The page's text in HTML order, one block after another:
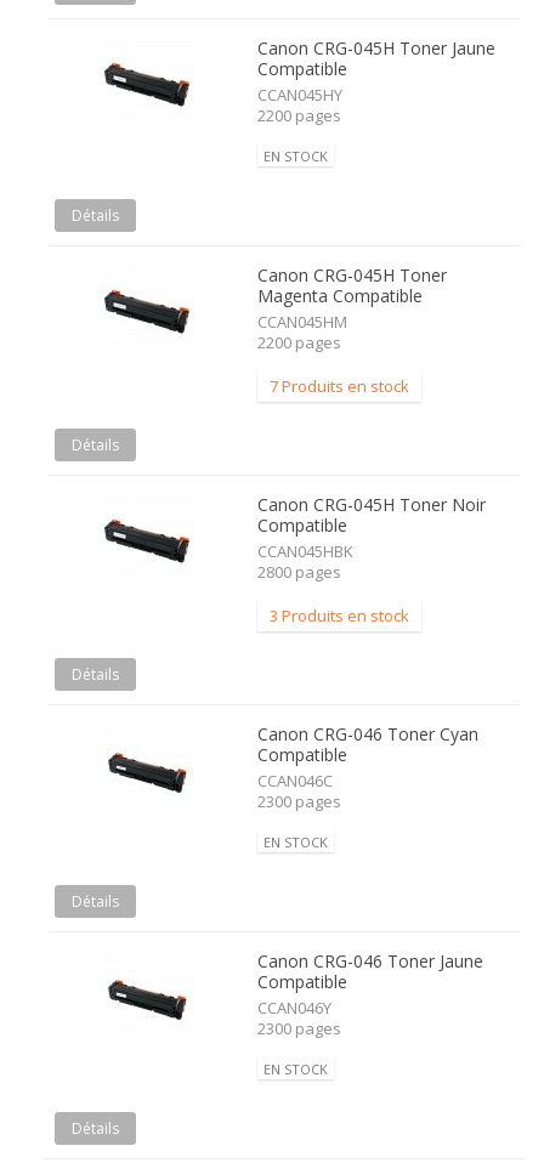
Canon CRG-045H Toner Jaune
Compatible
CCAN045HY
2200 pages
EN STOCK
Détails
Canon CRG-045H Toner
Magenta Compatible
CCAN045HM
2200 pages
7 Produits en stock
Détails
Canon CRG-045H Toner Noir
Compatible
CCAN045HBK
2800 pages
3 Produits en stock
Détails
Canon CRG-046 Toner Cyan
Compatible
CCAN046C
2300 pages
EN STOCK
Détails
Canon CRG-046 Toner Jaune
Compatible
CCAN046Y
2300 pages
EN STOCK
Détails